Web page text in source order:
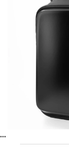
...